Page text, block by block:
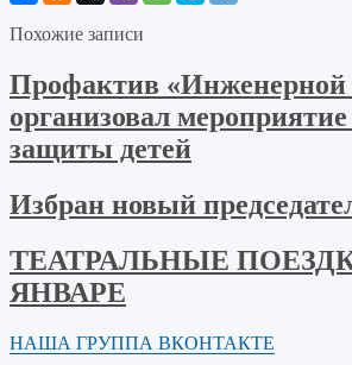
Похожие записи
Профактив «Инженерной
организовал
защиты детей
Избран новый
ТЕАТРАЛЬНЫЕ
ЯНВАРЕ
НАША ГРУППА ВКОНТАКТЕ